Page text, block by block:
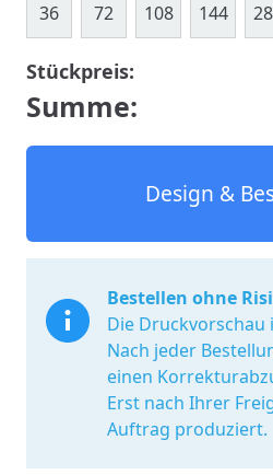
36 72 108 144
Stückpreis:
Summe:
Design &
Bestellen ohne
Die
Nach jeder
einen
Erst nach Ihrer
Auftrag produziert.